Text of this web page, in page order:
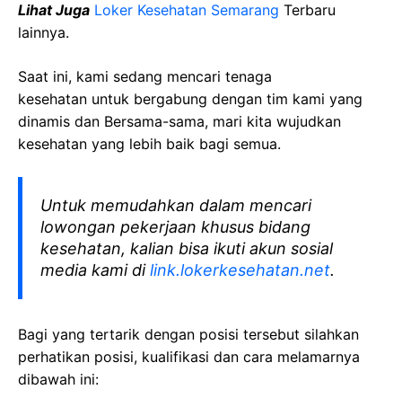
Lihat Juga Loker Kesehatan Semarang Terbaru
lainnya.
Saat ini, kami sedang mencari tenaga
kesehatan untuk bergabung dengan tim kami yang
dinamis dan Bersama-sama, mari kita wujudkan
kesehatan yang lebih baik bagi semua.
Untuk memudahkan dalam mencari
lowongan pekerjaan khusus bidang
kesehatan, kalian bisa ikuti akun sosial
media kami dilink.lokerkesehatan.net.
Bagi yang tertarik dengan posisi tersebut silahkan
perhatikan posisi, kualifikasi dan cara melamarnya
dibawah ini: